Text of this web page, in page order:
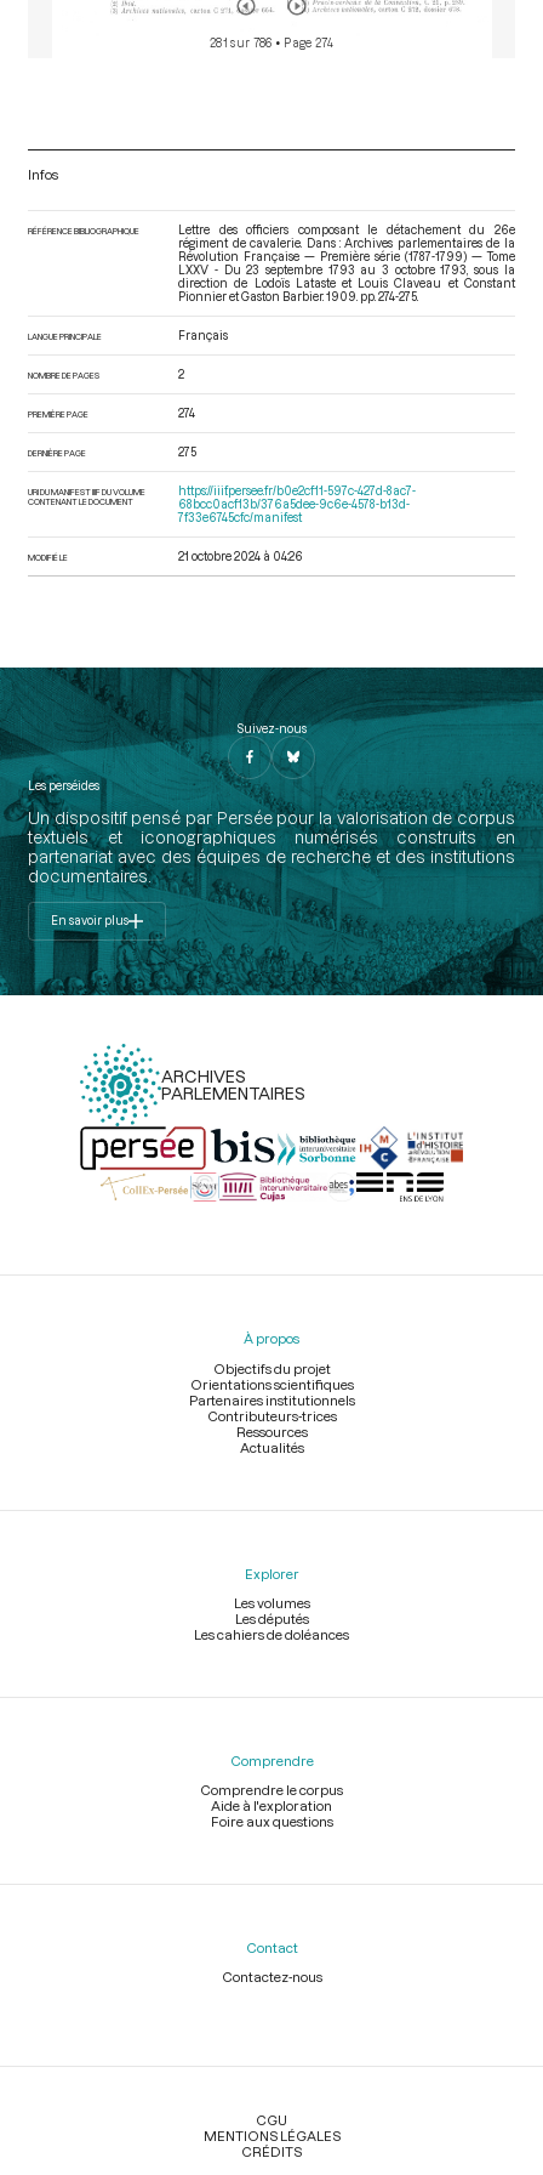
281 sur 786 • Page 274
Infos
RÉFÉRENCE BIBLIOGRAPHIQUE
Lettre des officiers composant le détachement du 26e
régiment de cavalerie. Dans : Archives parlementaires de la
Révolution Française — Première série (1787-1799) — Tome
LXXV - Du 23 septembre 1793 au 3 octobre 1793
, sous la
direction de Lodoïs Lataste et Louis Claveau et Constant
Pionnier et Gaston Barbier. 1909. pp. 274-275.
LANGUE PRINCIPALE Français
NOMBRE DE PAGES 2
PREMIÈRE PAGE 274
DERNIÈRE PAGE 275
URI DU MANIFEST IIIF DU VOLUME
CONTENANT LE DOCUMENT
https://iiif.persee.fr/b0e2cf11-597c-427d-8ac7-
68bcc0acf13b/376a5dee-9c6e-4578-b13d-
7f33e6745cfc/manifest
MODIFIÉ LE 21 octobre 2024 à 04:26
Suivez-nous
Les perséides
Un dispositif pensé par Persée pour la valorisation de corpus
textuels et iconographiques numérisés construits en
partenariat avec des équipes de recherche et des institutions
documentaires.
En savoir plus
ARCHIVES
PARLEMENTAIRES
Menu
À propos
Objectifs du projet
Orientations scientifiques
Partenaires institutionnels
Contributeurs-trices
Ressources
Actualités
Explorer
Les volumes
Les députés
Les cahiers de doléances
Comprendre
Comprendre le corpus
Aide à l'exploration
Foire aux questions
Contact
Contactez-nous
Légal
CGU
MENTIONS LÉGALES
CRÉDITS